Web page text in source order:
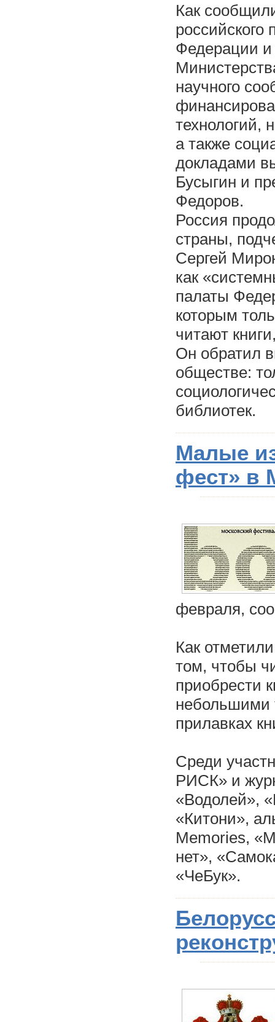
Как
Федерации и
научного
технологий,
а также
докладами
Бусыгин и
Федоров.
Россия
страны,
Сергей
как
палаты
которым
читают
Он обратил
обществе:
библиотек.
Малые
фест» в
февраля,
Как
том, чтобы
приобрести
небольшими
прилавках
Среди
РИСК» и
«Водолей»,
«Китони»,
Memories,
нет»,
«ЧеБук».